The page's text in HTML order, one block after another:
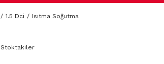
1.5 Dci Isıtma Soğutma
Stoktakiler